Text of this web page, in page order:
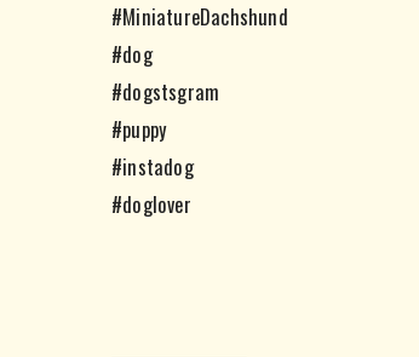
#MiniatureDachshund
#dog
#dogstsgram
#puppy
#instadog
#doglover